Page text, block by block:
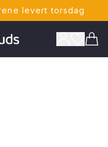
levert torsdag
rett hjem